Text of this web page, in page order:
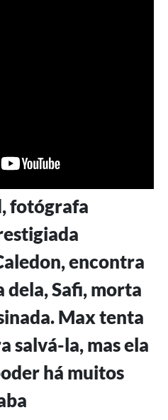
fotógrafa
encontra
dela, Safi, morta
Max tenta
salvá-la, mas ela
há muitos